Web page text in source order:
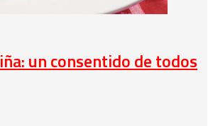
un consentido de todos